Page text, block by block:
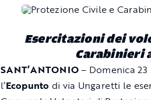
Esercitazioni dei
Carabinieri
SANT’ANTONIO– Domenica
l’Ecopunto di via Ungaretti le